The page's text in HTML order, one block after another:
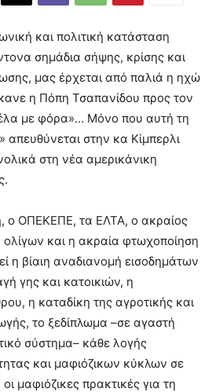
και πολιτική κατάσταση
σημάδια σήψης, κρίσης και
μας έρχεται από παλιά η ηχώ
η Πόπη Τσαπανίδου προς τον
με φόρα»… Μόνο που αυτή τη
στην κα Κίμπερλι
στη νέα αμερικάνικη
ο ΟΠΕΚΕΠΕ, τα ΕΛΤΑ, ο ακραίος
και η ακραία φτωχοποίηση
η βίαιη αναδιανομή εισοδημάτων
γης και κατοικιών, η
η καταδίκη της αγροτικής και
το ξεδίπλωμα –σε αγαστή
σύστημα– κάθε λογής
και μαφιόζικων κύκλων σε
μαφιόζικες πρακτικές για τη